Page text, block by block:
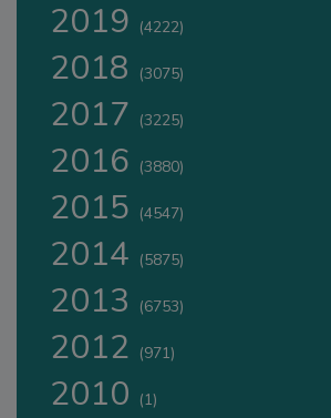
2019 (4222)
2018 (3075)
2017 (3225)
2016 (3880)
2015 (4547)
2014 (5875)
2013 (6753)
2012 (971)
2010 (1)